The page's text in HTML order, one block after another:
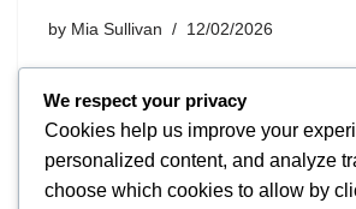
by Mia Sullivan 12/02/2026
kínálnak a játékosoknak, beleértve az
vásárlásokat és az előfizetési
számukra, hogy a játékstílusuk és
alapján válasszanak. Az exkluzív
We respect your privacy
Cookies help us improve your
personalized content, and analyze
choose which cookies to allow by